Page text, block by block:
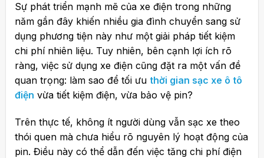
Sự phát triển mạnh mẽ của xe điện trong những
năm gần đây khiến nhiều gia đình chuyển sang sử
dụng phương tiện này như một giải pháp tiết kiệm
chi phí nhiên liệu. Tuy nhiên, bên cạnh lợi ích rõ
ràng, việc sử dụng xe điện cũng đặt ra một vấn đề
quan trọng: làm sao để tối ưu thời gian sạc xe ô tô
điện vừa tiết kiệm điện, vừa bảo vệ pin?
Trên thực tế, không ít người dùng vẫn sạc xe theo
thói quen mà chưa hiểu rõ nguyên lý hoạt động của
pin. Điều này có thể dẫn đến việc tăng chi phí điện